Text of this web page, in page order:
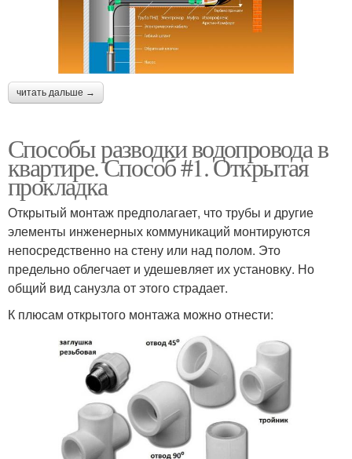
читать дальше →
Способы разводки водопровода в
квартире. Способ #1. Открытая
прокладка
Открытый монтаж предполагает, что трубы и другие
элементы инженерных коммуникаций монтируются
непосредственно на стену или над полом. Это
предельно облегчает и удешевляет их установку. Но
общий вид санузла от этого страдает.
К плюсам открытого монтажа можно отнести: